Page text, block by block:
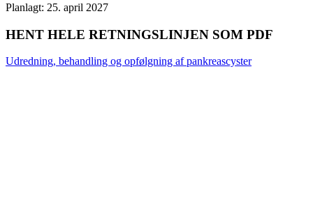
Planlagt: 25. april 2027
HENT HELE RETNINGSLINJEN SOM PDF
Udredning, behandling og opfølgning af pankreascyster